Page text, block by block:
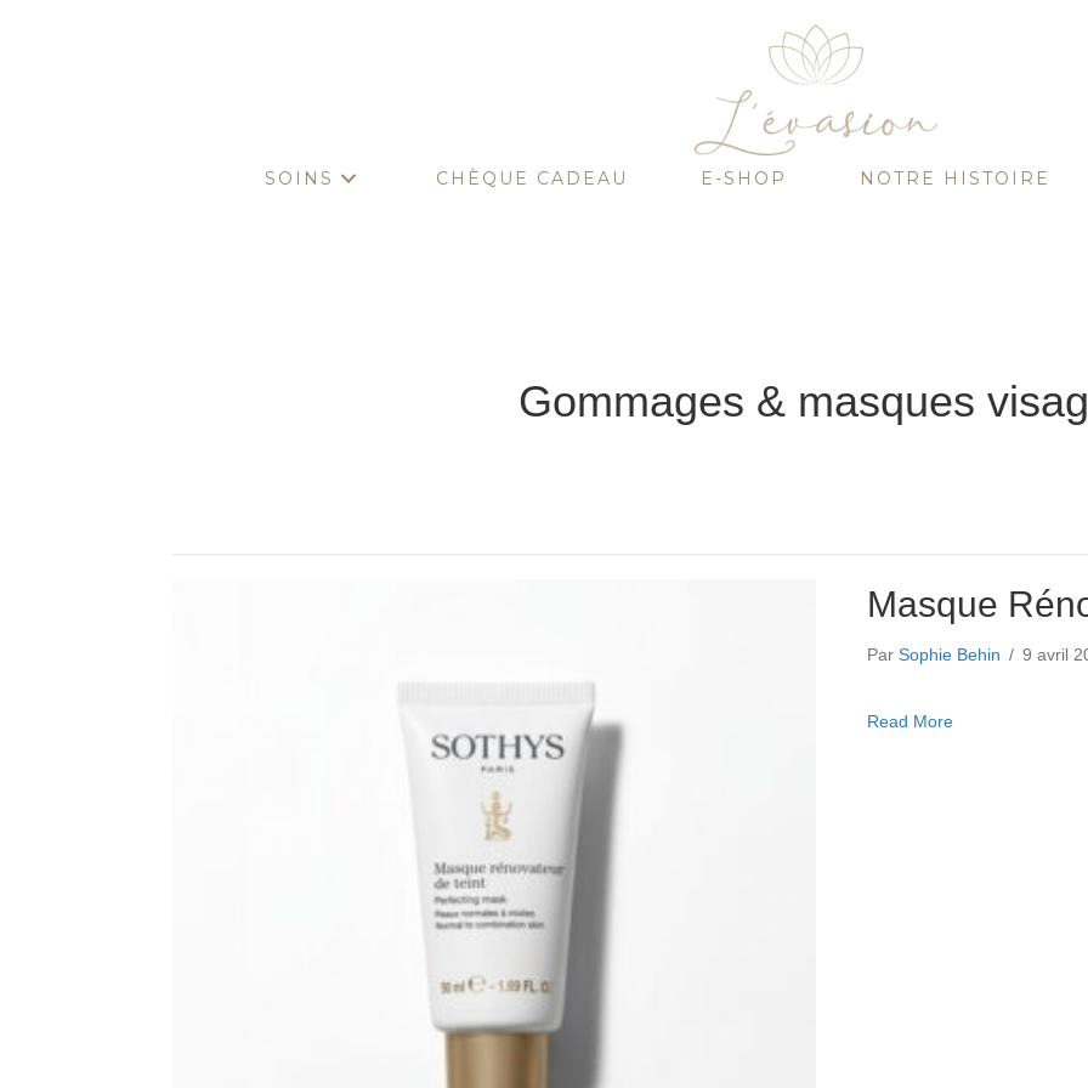
SOINS CHÈQUE CADEAU E-SHOP NOTRE HISTOIRE
Gommages & masques
Masque
ParSophie Behin / 9 avril
Read Moreabout Masque